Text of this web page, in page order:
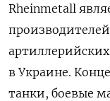
Rheinmetall
в Украине.
танки, боевые